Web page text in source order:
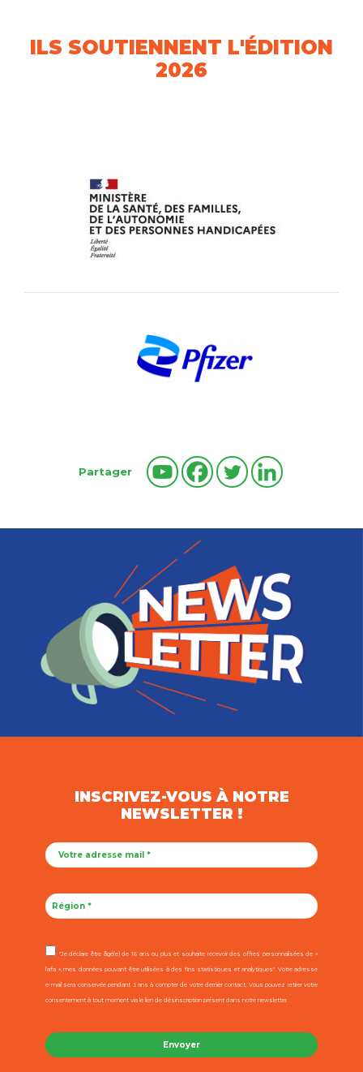
ILS SOUTIENNENT L'ÉDITION
2026
Partager
INSCRIVEZ-VOUS À NOTRE
NEWSLETTER !
"Je déclare être âgé(e) de 16 ans ou plus et souhaite recevoir des offres personnalisées de «
l’afa », mes données pouvant être utilisées à des fins statistiques et analytiques". Votre adresse
e-mail sera conservée pendant 3 ans à compter de votre dernier contact. Vous pouvez retirer votre
consentement à tout moment via le lien de désinscription présent dans notre newsletter.